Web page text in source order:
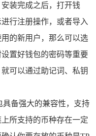
装完成之后，打开钱
行注册操作，或者导入
的新用户，那么可以选
置好钱包的密码等重要
可以通过助记词、私钥
具备强大的兼容性，支持
所支持的币种存在一定